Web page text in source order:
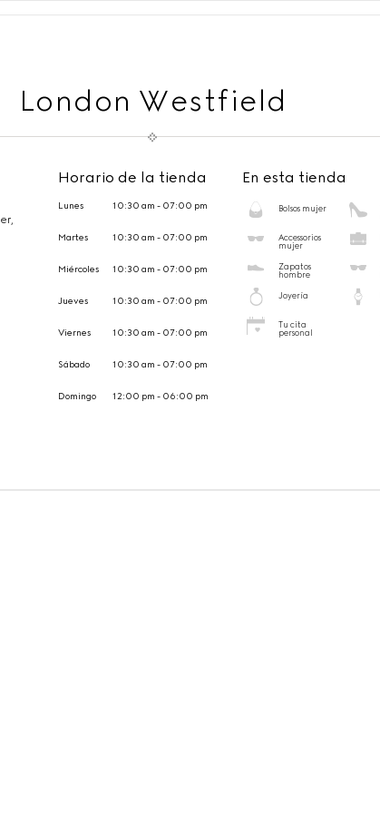
London Westfield
Horario de la tienda
Lunes 10:30 am - 07:00 pm
Martes 10:30 am - 07:00 pm
Miércoles 10:30 am - 07:00 pm
Jueves 10:30 am - 07:00 pm
Viernes 10:30 am - 07:00 pm
Sábado 10:30 am - 07:00 pm
Domingo 12:00 pm - 06:00 pm
En esta tienda
Bolsos mujer
Accessorios
mujer
Zapatos
hombre
Joyería
Tu cita
personal